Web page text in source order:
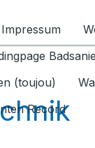
für
Impressum
(toujou)
Record